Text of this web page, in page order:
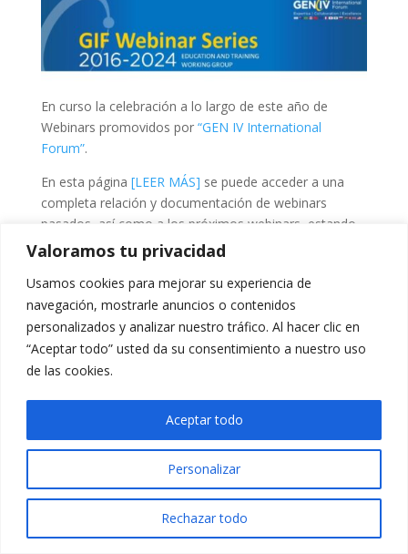
Valoramos tu privacidad
Usamos cookies para mejorar su experiencia de
navegación, mostrarle anuncios o contenidos
personalizados y analizar nuestro tráfico. Al hacer clic en
“Aceptar todo” usted da su consentimiento a nuestro uso
de las cookies.
Personalizar
Rechazar todo
Aceptar todo
En curso la celebración a lo largo de este año de
Webinars promovidos por “GEN IV International
Forum”.
En esta página [LEER MÁS] se puede acceder a una
completa relación y documentación de webinars
pasados, así como a los próximos webinars, estando
previsto para el próximo 22 de mayo el
Webinar on Regulatory Activities in Support of
SMRs and Advanced Reactor Systems.